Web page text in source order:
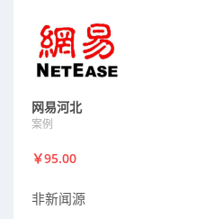
网易河北
案例
￥95.00
非新闻源